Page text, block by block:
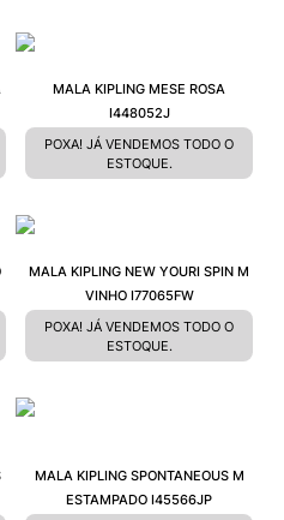
MALA KIPLING MESE ROSA
I448052J
POXA! JÁ VENDEMOS TODO O
ESTOQUE.
MALA KIPLING NEW YOURI SPIN M
VINHO I77065FW
POXA! JÁ VENDEMOS TODO O
ESTOQUE.
MALA KIPLING SPONTANEOUS M
ESTAMPADO I45566JP